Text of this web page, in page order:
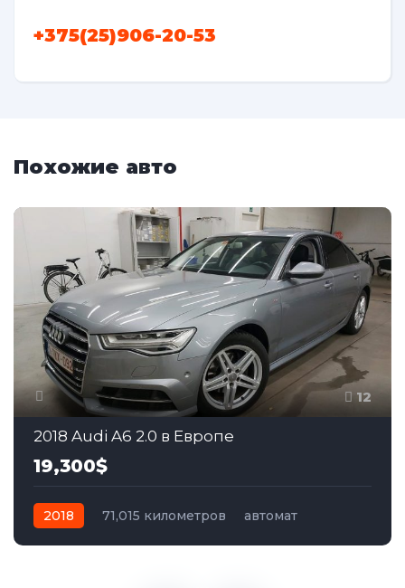
+375(25)906-20-53
Похожие авто
12
2018 Audi A6 2.0 в Европе
19,300$
2018 71,015 километров
автомат